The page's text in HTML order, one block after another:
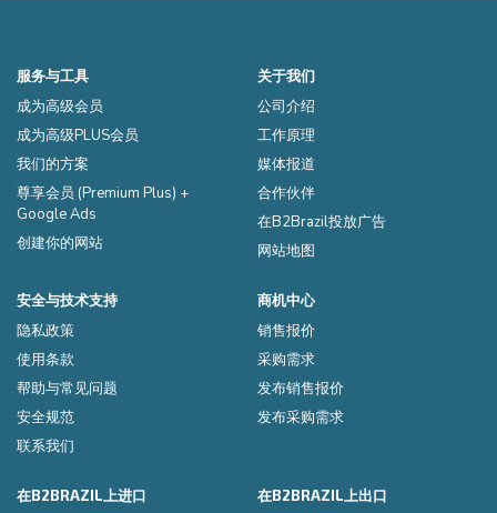
服务与工具
成为高级会员
成为高级PLUS会员
我们的方案
尊享会员 (Premium Plus) +
Google Ads
创建你的网站
关于我们
公司介绍
工作原理
媒体报道
合作伙伴
在B2Brazil投放广告
网站地图
安全与技术支持
隐私政策
使用条款
帮助与常见问题
安全规范
联系我们
商机中心
销售报价
采购需求
发布销售报价
发布采购需求
在B2BRAZIL上进口 在B2BRAZIL上出口